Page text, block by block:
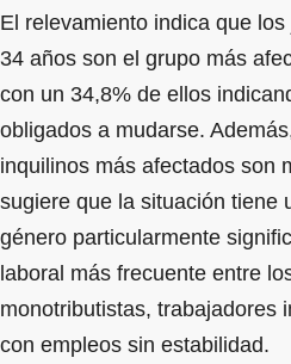
El relevamiento indica que
34 años son el grupo más
con un 34,8% de ellos
obligados a mudarse.
inquilinos más afectados son
sugiere que la situación tiene
género particularmente
laboral más frecuente entre
monotributistas, trabajadores
con empleos sin estabilidad.